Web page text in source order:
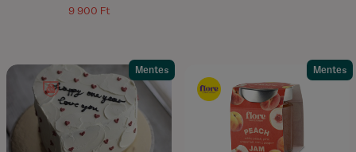
9 900 Ft
Mentes Mentes